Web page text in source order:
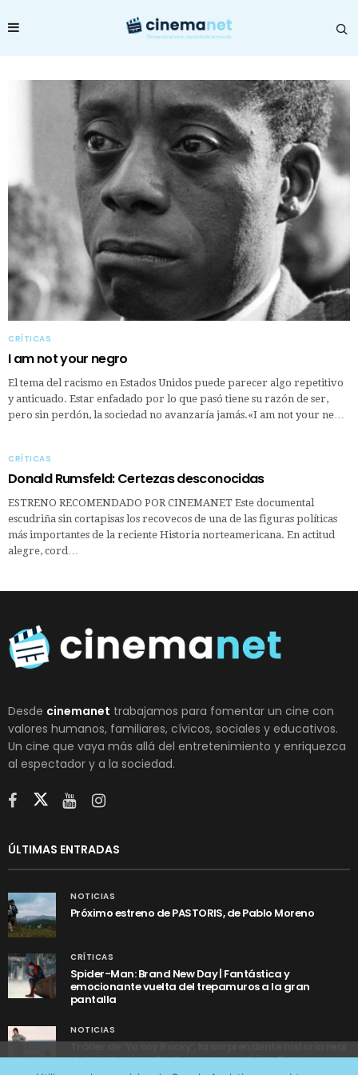
CRÍTICAS
I am not your negro
El tema del racismo en Estados Unidos puede parecer algo repetitivo
y anticuado. Estar enfadado por lo que pasó tiene su razón de ser,
pero sin perdón, la sociedad no avanzaría jamás.«I am not your ne…
CRÍTICAS
Donald Rumsfeld: Certezas desconocidas
ESTRENO RECOMENDADO POR CINEMANET Este documental
escudriña sin cortapisas los recovecos de una de las figuras políticas
más importantes de la reciente Historia norteamericana. En actitud
alegre, cord…
Desde cinemanet trabajamos para fomentar un cine con
valores humanos, familiares, cívicos, sociales y educativos.
Un cine que vaya más allá del entretenimiento y enriquezca
al espectador y a la sociedad.
ÚLTIMAS ENTRADAS
NOTICIAS
Próximo estreno de PASTORIS, de Pablo Moreno
CRÍTICAS
Spider-Man: Brand New Day | Fantástica y
emocionante vuelta del trepamuros a la gran
pantalla
NOTICIAS
Tráiler de ‘Yo soy Rocky’, la sorprendente historia real
detrás de cómo Stallone se convirtió en Rocky